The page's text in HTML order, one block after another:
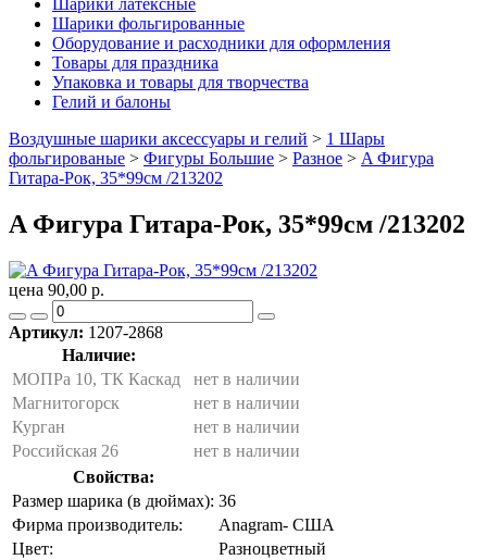
Шарики латексные
Шарики фольгированные
Оборудование и расходники для оформления
Товары для праздника
Упаковка и товары для творчества
Гелий и балоны
Воздушные шарики аксессуары и гелий > 1 Шары
фольгированые > Фигуры Большие > Разное > A Фигура
Гитара-Рок, 35*99см /213202
A Фигура Гитара-Рок, 35*99см /213202
цена 90,00 р.
Артикул: 1207-2868
Наличие:
МОПРа 10, ТК Каскад
нет в наличии
Магнитогорск
нет в наличии
Курган
нет в наличии
Российская 26
нет в наличии
Свойства:
Размер шарика (в дюймах): 36
Фирма производитель:
Anagram- США
Цвет:
Разноцветный